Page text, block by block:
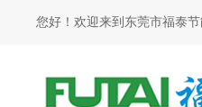
您好！欢迎来到东莞市福泰